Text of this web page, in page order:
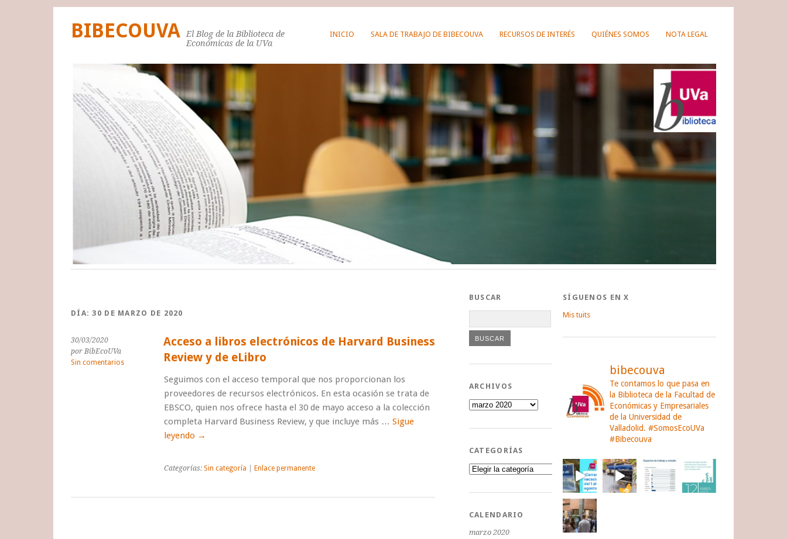
INICIO SALA DE TRABAJO DE BIBECOUVA RECURSOS DE INTERÉS QUIÉNES SOMOS NOTA LEGAL
BIBECOUVA
El Blog de la Biblioteca de
Económicas de la UVa
DÍA:30 DE MARZO DE 2020
30/03/2020
por BibEcoUVa
Sin comentarios
Acceso a libros electrónicos de Harvard Business
Review y de eLibro
Seguimos con el acceso temporal que nos proporcionan los
proveedores de recursos electrónicos. En esta ocasión se trata de
EBSCO, quien nos ofrece hasta el 30 de mayo acceso a la colección
completa Harvard Business Review, y que incluye más … Sigue
leyendo →
Categorías: Sin categoría Enlace permanente
BUSCAR
ARCHIVOS
Archivos
CATEGORÍAS
Categorías
CALENDARIO
marzo 2020
SÍGUENOS EN X
Mis tuits
bibecouva
Te contamos lo que pasa en
la Biblioteca de la Facultad de
Económicas y Empresariales
de la Universidad de
Valladolid. #SomosEcoUVa
#Bibecouva